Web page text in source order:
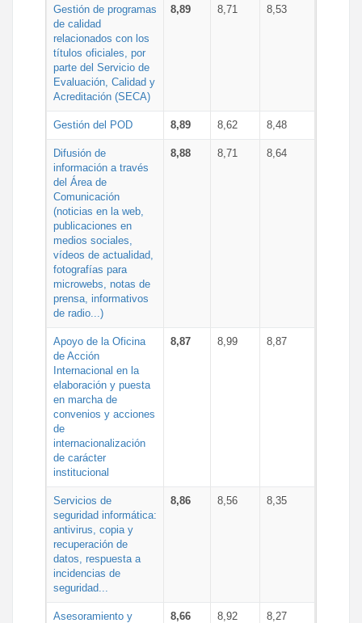
Gestión de programas
de calidad
relacionados con los
títulos oficiales, por
parte del Servicio de
Evaluación, Calidad y
Acreditación (SECA)
8,89 8,71 8,53
Gestión del POD 8,89 8,62 8,48
Difusión de
información a través
del Área de
Comunicación
(noticias en la web,
publicaciones en
medios sociales,
vídeos de actualidad,
fotografías para
microwebs, notas de
prensa, informativos
de radio...)
8,88 8,71 8,64
Apoyo de la Oficina
de Acción
Internacional en la
elaboración y puesta
en marcha de
convenios y acciones
de
internacionalización
de carácter
institucional
8,87 8,99 8,87
Servicios de
seguridad informática:
antivirus, copia y
recuperación de
datos, respuesta a
incidencias de
seguridad...
8,86 8,56 8,35
Asesoramiento y
8,66 8,92 8,27